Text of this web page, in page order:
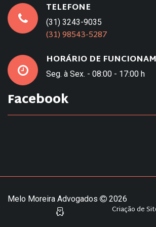
TELEFONE
(31) 3243-9035
(31) 98543-5287
HORÁRIO DE
Seg. à Sex. - 08:00 - 17:00 h
Facebook
Melo Moreira Advogados 2026
Criação de